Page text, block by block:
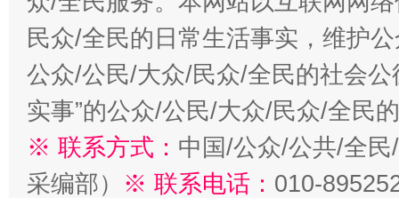
民众/全民的日常生活事实，维护
公众/公民/大众/民众/全民的社会公
实事”的公众/公民/大众/民众/全民
※ 联系方式： 中国/公众/公共/全
采编部） ※ 联系电话： 010-